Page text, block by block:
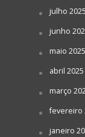
julho 2025
junho
maio 2025
abril 2025
março
fevereiro
janeiro